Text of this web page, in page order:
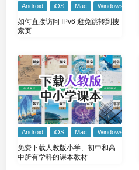
Android iOS Mac Windows
如何直接访问 IPv6 避免跳转到搜
索页
Android iOS Mac Windows
免费下载人教版小学、初中和高
中所有学科的课本教材